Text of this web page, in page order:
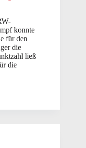
konnte
für den
die
ließ
die